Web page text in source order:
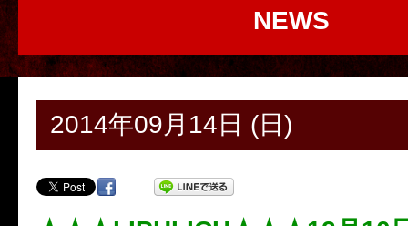
NEWS
2014年09月14日 (日)